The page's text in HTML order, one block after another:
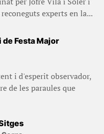
experts en la...
Festa Major
i d'esperit observador,
de les paraules que